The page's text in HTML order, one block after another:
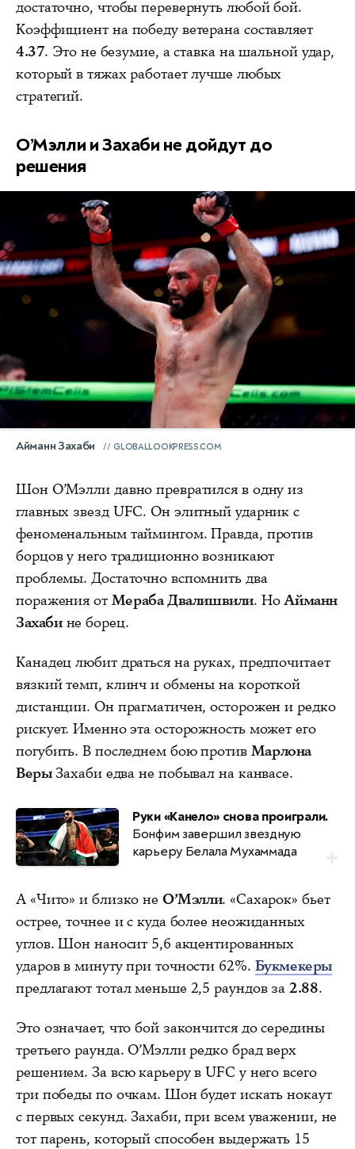
достаточно, чтобы перевернуть любой бой.
Коэффициент на победу ветерана составляет
4.37. Это не безумие, а ставка на шальной удар,
который в тяжах работает лучше любых
стратегий.
О’Мэлли и Захаби не дойдут до
решения
Айманн Захаби GLOBALLOOKPRESS.COM
Шон О’Мэлли давно превратился в одну из
главных звезд UFC. Он элитный ударник с
феноменальным таймингом. Правда, против
борцов у него традиционно возникают
проблемы. Достаточно вспомнить два
поражения от Мераба Двалишвили. НоАйманн
Захабине борец.
Канадец любит драться на руках, предпочитает
вязкий темп, клинч и обмены на короткой
дистанции. Он прагматичен, осторожен и редко
рискует. Именно эта осторожность может его
погубить. В последнем бою против Марлона
ВерыЗахаби едва не побывал на канвасе.
Руки «Канело» снова проиграли.
Бонфим завершил звездную
карьеру Белала Мухаммада
А «Чито» и близко не О’Мэлли. «Сахарок» бьет
острее, точнее и с куда более неожиданных
углов. Шон наносит 5,6 акцентированных
ударов в минуту при точности 62%. Букмекеры
предлагают тотал меньше 2,5 раундов за2.88.
Это означает, что бой закончится до середины
третьего раунда. О’Мэлли редко брад верх
решением. За всю карьеру в UFC у него всего
три победы по очкам. Шон будет искать нокаут
с первых секунд. Захаби, при всем уважении, не
тот парень, который способен выдержать 15